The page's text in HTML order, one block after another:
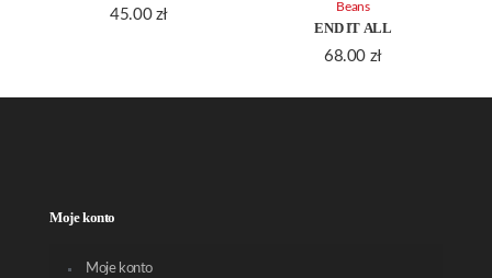
45.00 zł
END IT ALL
68.00 zł
Beans
Moje konto
Moje konto